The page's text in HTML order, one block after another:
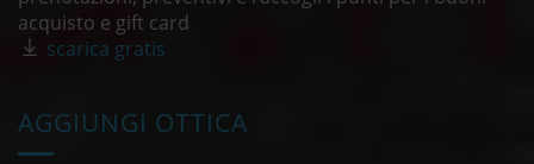
acquisto e gift card
scarica gratis
AGGIUNGI OTTICA